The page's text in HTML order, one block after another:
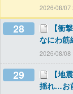
2026/08/07
28
【衝
なにわ筋
2026/08/08
29
【地
揺れ…お